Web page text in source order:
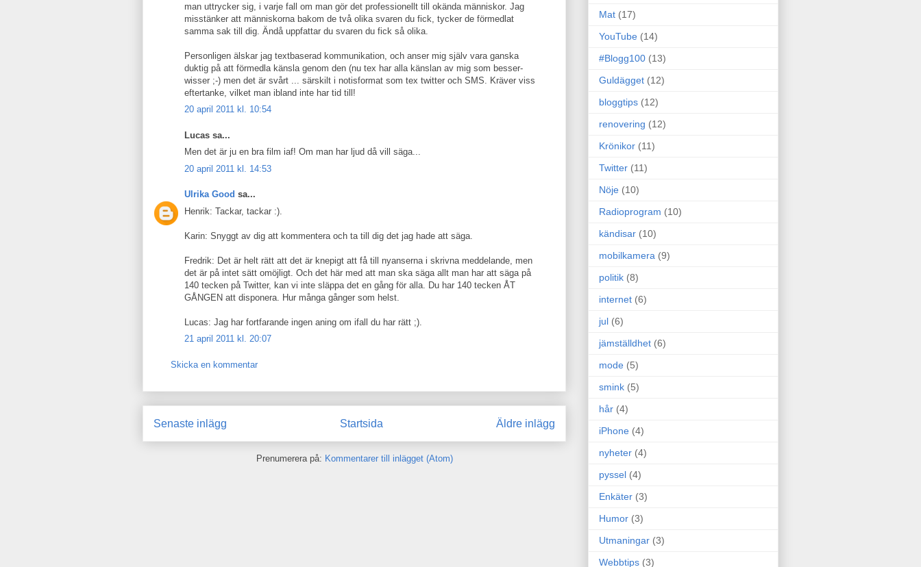
man uttrycker sig, i varje fall om man gör det professionellt till okända människor. Jag
misstänker att människorna bakom de två olika svaren du fick, tycker de förmedlat
samma sak till dig. Ändå uppfattar du svaren du fick så olika.
Personligen älskar jag textbaserad kommunikation, och anser mig själv vara ganska
duktig på att förmedla känsla genom den (nu tex har alla känslan av mig som besser-
wisser ;-) men det är svårt ... särskilt i notisformat som tex twitter och SMS. Kräver viss
eftertanke, vilket man ibland inte har tid till!
20 april 2011 kl. 10:54
Lucas sa...
Men det är ju en bra film iaf! Om man har ljud då vill säga...
20 april 2011 kl. 14:53
Ulrika Good sa...
Henrik: Tackar, tackar :).
Karin: Snyggt av dig att kommentera och ta till dig det jag hade att säga.
Fredrik: Det är helt rätt att det är knepigt att få till nyanserna i skrivna meddelande, men
det är på intet sätt omöjligt. Och det här med att man ska säga allt man har att säga på
140 tecken på Twitter, kan vi inte släppa det en gång för alla. Du har 140 tecken ÅT
GÅNGEN att disponera. Hur många gånger som helst.
Lucas: Jag har fortfarande ingen aning om ifall du har rätt ;).
21 april 2011 kl. 20:07
Skicka en kommentar
Senaste inlägg Äldre inlägg
Startsida
Prenumerera på: Kommentarer till inlägget (Atom)
Mat (17)
YouTube (14)
#Blogg100 (13)
Guldägget (12)
bloggtips (12)
renovering (12)
Krönikor (11)
Twitter (11)
Nöje (10)
Radioprogram (10)
kändisar (10)
mobilkamera (9)
politik (8)
internet (6)
jul (6)
jämställdhet (6)
mode (5)
smink (5)
hår (4)
iPhone (4)
nyheter (4)
pyssel (4)
Enkäter (3)
Humor (3)
Utmaningar (3)
Webbtips (3)